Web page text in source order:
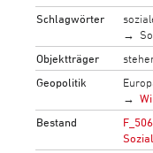
Schlagwörter
Objektträger
Geopolitik
Bestand